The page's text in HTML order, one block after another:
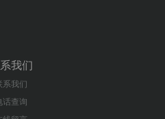
我们
系我们
话查询